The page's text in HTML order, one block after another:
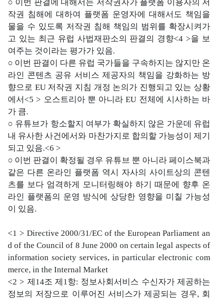
○ 이번 판결에 대해서는 저작권자가 플랫폼 이용자의 저
작권 침해에 대하여 플랫폼 운영자에 대해서도 책임을
물을 수 있도록 저작권 침해 책임의 범위를 확장시켜가
고 있는 최근 유럽 사법재판소의 판결의 경향<4 >을 보
여주는 것이라는 평가가 있음.
○ 이번 판결이 다른 유럽 국가들을 구속하지는 않지만 온
라인 콘텐츠 공유 서비스 제공자의 책임을 강화하는 방
향으로 EU 저작권 지침 개정 논의가 진행되고 있는 상황
에서<5 > 오스트리아 뿐 아니라 EU 전체에 시사하는 바
가 큼.
○ 유튜브가 항소할지 여부가 확실하지 않은 가운데 유럽
내 유사한 사건에서와 마찬가지로 합의할 가능성이 제기
되고 있음.<6 >
○ 이번 판결이 확정될 경우 유튜브 뿐 아니라 페이스북과
같은 다른 온라인 플랫폼 역시 자사의 사이트상의 콘텐
츠를 보다 엄격하게 모니터링해야 하기 때문에 향후 온
라인 플랫폼의 운영 방식에 상당한 영향을 미칠 가능성
이 있음.
<1 > Directive 2000/31/EC of the European Parliament an
d of the Council of 8 June 2000 on certain legal aspects of
information society services, in particular electronic com
merce, in the Internal Market
<2 > 제14조 제1항: 정보사회서비스 수신자가 제공하는
정보의 저장으로 이루어진 서비스가 제공되는 경우, 회